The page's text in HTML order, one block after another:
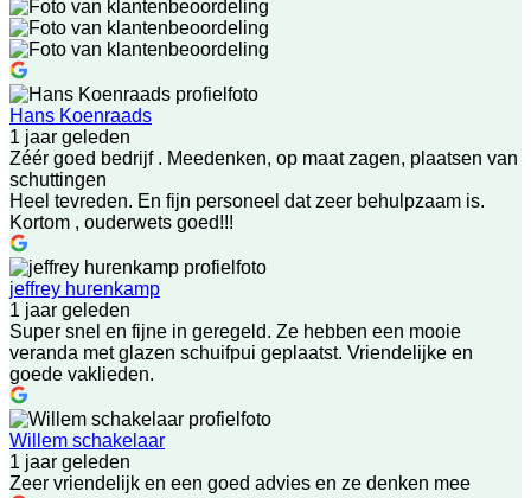
Hans Koenraads
1 jaar geleden
Zéér goed bedrijf . Meedenken, op maat zagen, plaatsen van
schuttingen
Heel tevreden. En fijn personeel dat zeer behulpzaam is.
Kortom , ouderwets goed!!!
jeffrey hurenkamp
1 jaar geleden
Super snel en fijne in geregeld. Ze hebben een mooie
veranda met glazen schuifpui geplaatst. Vriendelijke en
goede vaklieden.
Willem schakelaar
1 jaar geleden
Zeer vriendelijk en een goed advies en ze denken mee